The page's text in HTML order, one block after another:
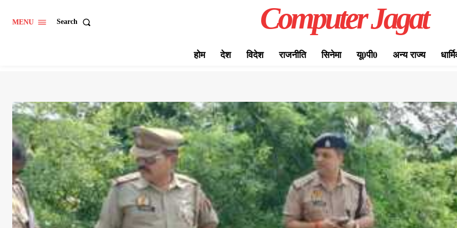
MENU Search Computer Jagat
होम देश विदेश राजनीति सिनेमा यू0पी0 अन्य राज्य